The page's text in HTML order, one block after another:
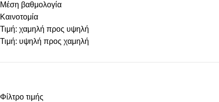
Μέση βαθμολογία
Καινοτομία
Τιμή: χαμηλή προς υψηλή
Τιμή: υψηλή προς χαμηλή
Φίλτρο τιμής